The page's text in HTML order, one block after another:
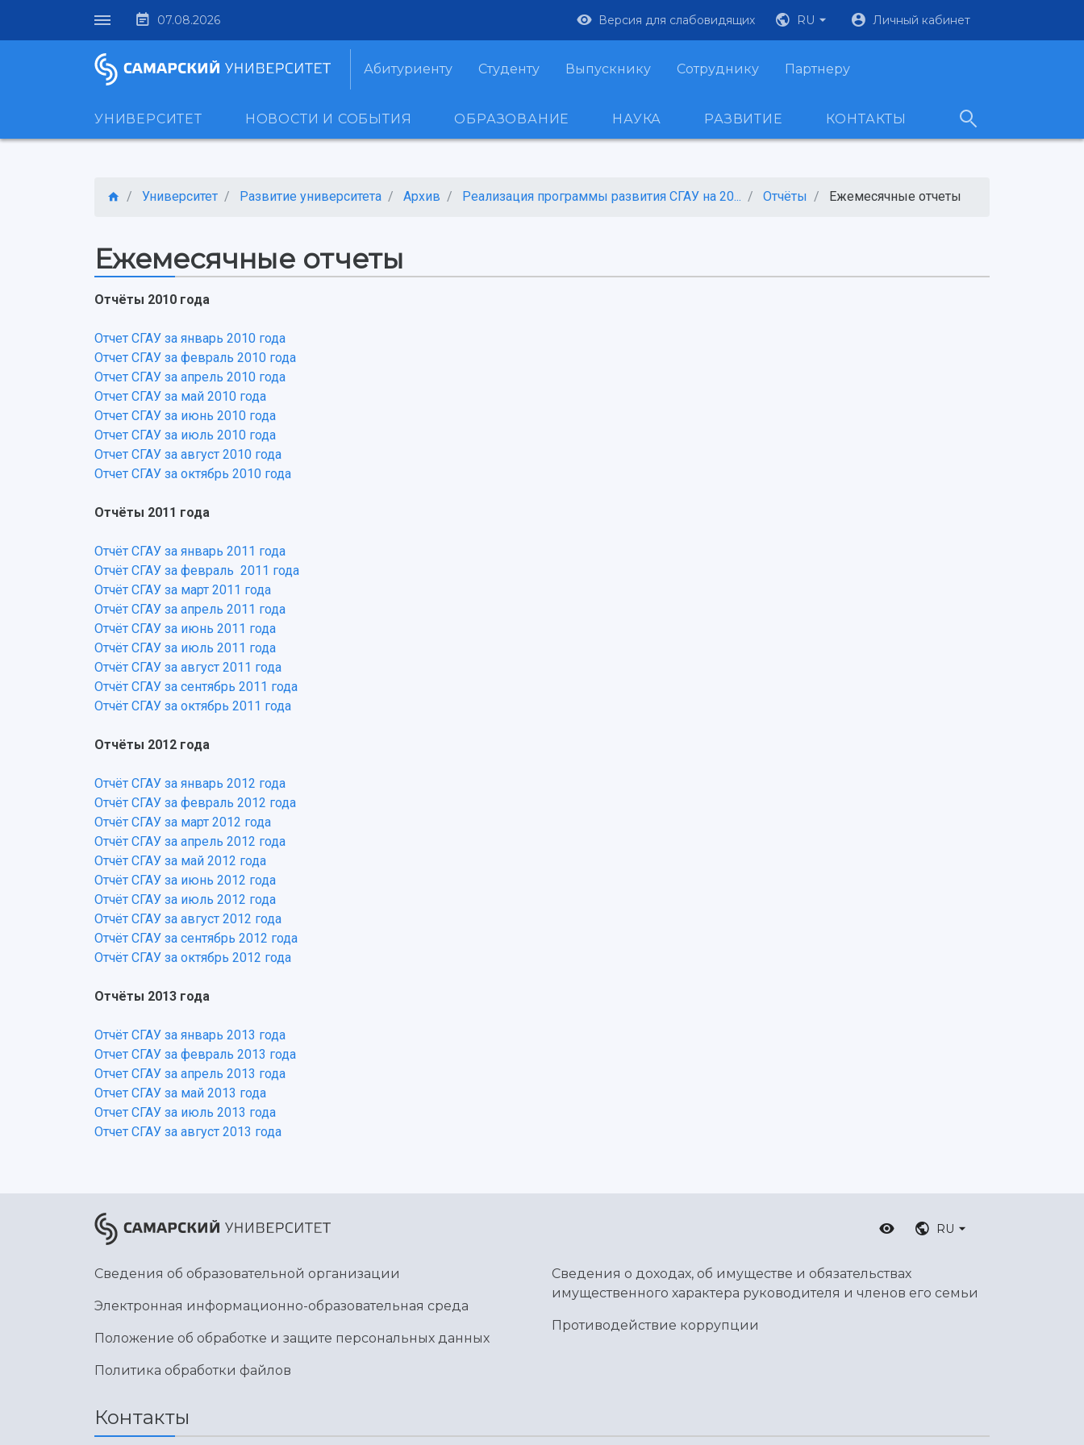
07.08.2026 Версия для слабовидящих RU Личный кабинет
Абитуриенту Студенту Выпускнику Сотруднику Партнеру
УНИВЕРСИТЕТ НОВОСТИ И СОБЫТИЯ ОБРАЗОВАНИЕ НАУКА РАЗВИТИЕ КОНТАКТЫ
Университет Развитие университета Архив Реализация программы развития СГАУ на 20... Отчёты Ежемесячные отчеты
Ежемесячные отчеты
Отчёты 2010 года
Отчет СГАУ за январь 2010 года
Отчет СГАУ за февраль 2010 года
Отчет СГАУ за апрель 2010 года
Отчет СГАУ за май 2010 года
Отчет СГАУ за июнь 2010 года
Отчет СГАУ за июль 2010 года
Отчет СГАУ за август 2010 года
Отчет СГАУ за октябрь 2010 года
Отчёты 2011 года
Отчёт СГАУ за январь 2011 года
Отчёт СГАУ за февраль 2011 года
Отчёт СГАУ за март 2011 года
Отчёт СГАУ за апрель 2011 года
Отчёт СГАУ за июнь 2011 года
Отчёт СГАУ за июль 2011 года
Отчёт СГАУ за август 2011 года
Отчёт СГАУ за сентябрь 2011 года
Отчёт СГАУ за октябрь 2011 года
Отчёты 2012 года
Отчёт СГАУ за январь 2012 года
Отчёт СГАУ за февраль 2012 года
Отчёт СГАУ за март 2012 года
Отчёт СГАУ за апрель 2012 года
Отчёт СГАУ за май 2012 года
Отчёт СГАУ за июнь 2012 года
Отчёт СГАУ за июль 2012 года
Отчёт СГАУ за август 2012 года
Отчёт СГАУ за сентябрь 2012 года
Отчёт СГАУ за октябрь 2012 года
Отчёты 2013 года
Отчёт СГАУ за январь 2013 года
Отчет СГАУ за февраль 2013 года
Отчет СГАУ за апрель 2013 года
Отчет СГАУ за май 2013 года
Отчет СГАУ за июль 2013 года
Отчет СГАУ за август 2013 года
RU
Сведения об образовательной организации
Электронная информационно-образовательная среда
Положение об обработке и защите персональных данных
Политика обработки файлов
Сведения о доходах, об имуществе и обязательствах
имущественного характера руководителя и членов его семьи
Противодействие коррупции
Контакты